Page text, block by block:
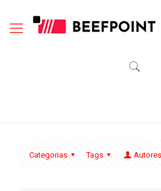
Categorias Tags Autores